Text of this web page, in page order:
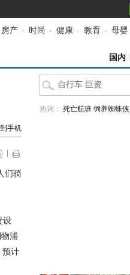
房产 - 时尚 - 健康 - 教育 - 母婴
国内
手机
们骑
设
浦
预计
热词： 死亡航班 饲养蜘蛛侠